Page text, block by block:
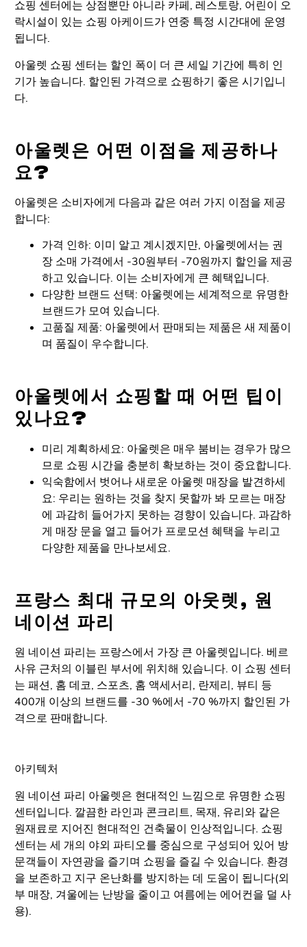
쇼핑 센터에는 상점뿐만 아니라 카페, 레스토랑, 어린이 오
락시설이 있는 쇼핑 아케이드가 연중 특정 시간대에 운영
됩니다.
아울렛 쇼핑 센터는 할인 폭이 더 큰 세일 기간에 특히 인
기가 높습니다. 할인된 가격으로 쇼핑하기 좋은 시기입니
다.
아울렛은 어떤 이점을 제공하나
요?
아울렛은 소비자에게 다음과 같은 여러 가지 이점을 제공
합니다:
가격 인하: 이미 알고 계시겠지만, 아울렛에서는 권
장 소매 가격에서 -30원부터 -70원까지 할인을 제공
하고 있습니다. 이는 소비자에게 큰 혜택입니다.
다양한 브랜드 선택: 아울렛에는 세계적으로 유명한
브랜드가 모여 있습니다.
고품질 제품: 아울렛에서 판매되는 제품은 새 제품이
며 품질이 우수합니다.
아울렛에서 쇼핑할 때 어떤 팁이
있나요?
미리 계획하세요: 아울렛은 매우 붐비는 경우가 많으
므로 쇼핑 시간을 충분히 확보하는 것이 중요합니다.
익숙함에서 벗어나 새로운 아울렛 매장을 발견하세
요: 우리는 원하는 것을 찾지 못할까 봐 모르는 매장
에 과감히 들어가지 못하는 경향이 있습니다. 과감하
게 매장 문을 열고 들어가 프로모션 혜택을 누리고
다양한 제품을 만나보세요.
프랑스 최대 규모의 아웃렛, 원
네이션 파리
원 네이션 파리는 프랑스에서 가장 큰 아울렛입니다. 베르
사유 근처의 이블린 부서에 위치해 있습니다. 이 쇼핑 센터
는 패션, 홈 데코, 스포츠, 홈 액세서리, 란제리, 뷰티 등
400개 이상의 브랜드를 -30 %에서 -70 %까지 할인된 가
격으로 판매합니다.
아키텍처
원 네이션 파리 아울렛은 현대적인 느낌으로 유명한 쇼핑
센터입니다. 깔끔한 라인과 콘크리트, 목재, 유리와 같은
원재료로 지어진 현대적인 건축물이 인상적입니다. 쇼핑
센터는 세 개의 야외 파티오를 중심으로 구성되어 있어 방
문객들이 자연광을 즐기며 쇼핑을 즐길 수 있습니다. 환경
을 보존하고 지구 온난화를 방지하는 데 도움이 됩니다(외
부 매장, 겨울에는 난방을 줄이고 여름에는 에어컨을 덜 사
용).